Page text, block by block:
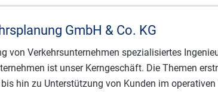
GmbH & Co. KG
von Verkehrsunternehmen spezialisiertes
ist unser Kerngeschäft. Die Themen
hin zu Unterstützung von Kunden im